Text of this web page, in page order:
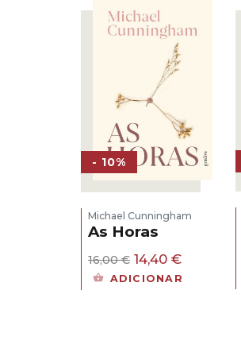
- 10%
Michael Cunningham
As Horas
16,00€ O
preço
14,40 €O
preço
ADICIONAR